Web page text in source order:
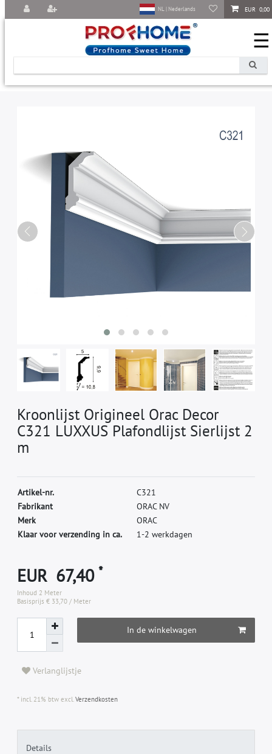
EUR 0,00
NL | Nederlands
☰
Kroonlijst Origineel Orac Decor
C321 LUXXUS Plafondlijst Sierlijst 2
m
Artikel-nr. C321
Fabrikant ORAC NV
Merk ORAC
Klaar voor verzending in ca.
1-2 werkdagen
EUR 67,40*
Inhoud 2 Meter
Basisprijs€ 33,70 / Meter
In de winkelwagen
Verlanglijstje
* incl. 21% btw excl.Verzendkosten
Details